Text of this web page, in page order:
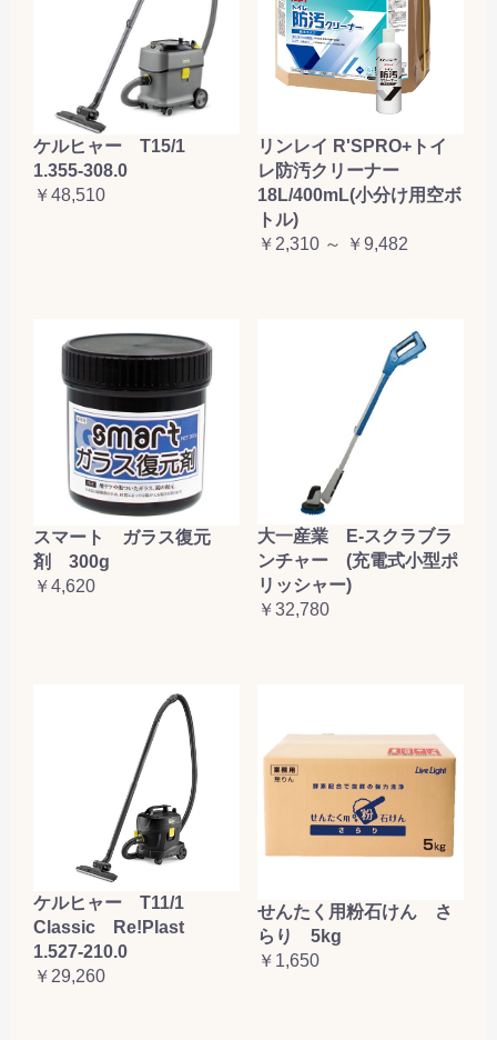
ケルヒャー T15/1
1.355-308.0
￥48,510
リンレイ R'SPRO+トイ
レ防汚クリーナー
18L/400mL(小分け用空ボ
トル)
￥2,310 ～ ￥9,482
スマート ガラス復元
剤 300g
￥4,620
大一産業 E-スクラブラ
ンチャー (充電式小型ポ
リッシャー)
￥32,780
ケルヒャー T11/1
Classic Re!Plast
1.527-210.0
￥29,260
せんたく用粉石けん さ
らり 5kg
￥1,650